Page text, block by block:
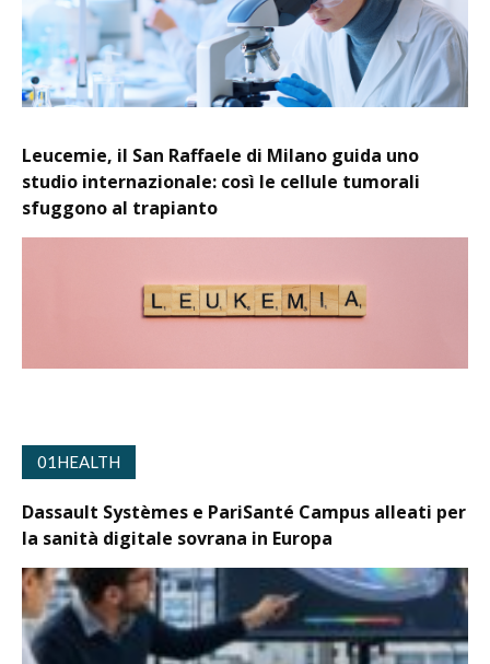
Leucemie, il San Raffaele di Milano guida uno
studio internazionale: così le cellule tumorali
sfuggono al trapianto
01HEALTH
Dassault Systèmes e PariSanté Campus alleati per
la sanità digitale sovrana in Europa